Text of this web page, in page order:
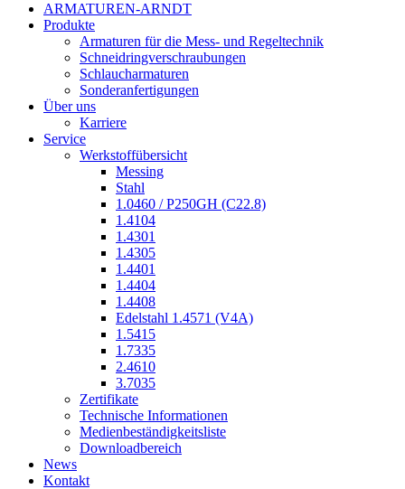
ARMATUREN-ARNDT
Produkte
Armaturen für die Mess- und Regeltechnik
Schneidringverschraubungen
Schlaucharmaturen
Sonderanfertigungen
Über uns
Karriere
Service
Werkstoffübersicht
Messing
Stahl
1.0460 / P250GH (C22.8)
1.4104
1.4301
1.4305
1.4401
1.4404
1.4408
Edelstahl 1.4571 (V4A)
1.5415
1.7335
2.4610
3.7035
Zertifikate
Technische Informationen
Medienbeständigkeitsliste
Downloadbereich
News
Kontakt